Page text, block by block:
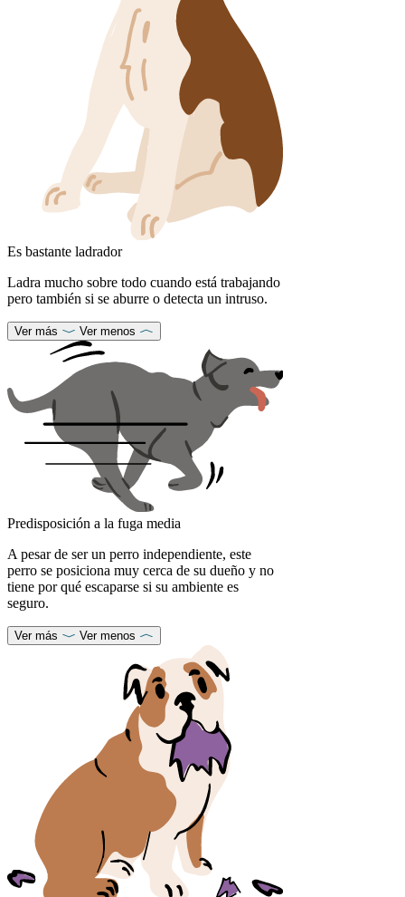
Es bastante ladrador
Ladra mucho sobre todo cuando está trabajando
pero también si se aburre o detecta un intruso.
Ver más Ver menos
Predisposición a la fuga media
A pesar de ser un perro independiente, este
perro se posiciona muy cerca de su dueño y no
tiene por qué escaparse si su ambiente es
seguro.
Ver más Ver menos